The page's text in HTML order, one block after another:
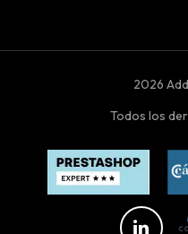
2026
Todos los